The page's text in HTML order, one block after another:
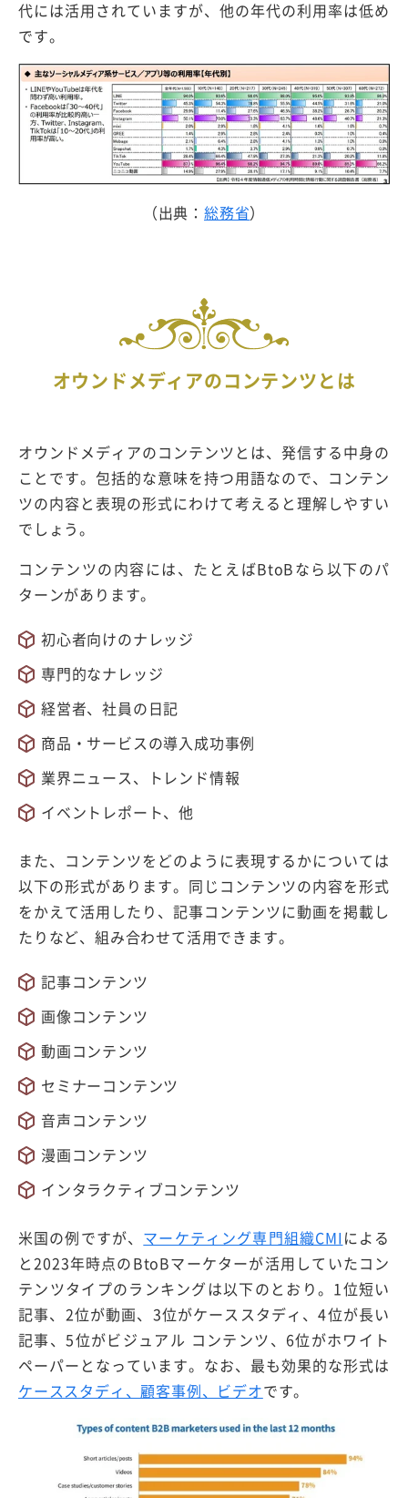
代には活用されていますが、他の年代の利用率は低め
です。
（出典： 総務省）
オウンドメディアのコンテンツとは
オウンドメディアのコンテンツとは、発信する中身の
ことです。包括的な意味を持つ用語なので、コンテン
ツの内容と表現の形式にわけて考えると理解しやすい
でしょう。
コンテンツの内容には、たとえばBtoBなら以下のパ
ターンがあります。
初心者向けのナレッジ
専門的なナレッジ
経営者、社員の日記
商品・サービスの導入成功事例
業界ニュース、トレンド情報
イベントレポート、他
また、コンテンツをどのように表現するかについては
以下の形式があります。同じコンテンツの内容を形式
をかえて活用したり、記事コンテンツに動画を掲載し
たりなど、組み合わせて活用できます。
記事コンテンツ
画像コンテンツ
動画コンテンツ
セミナーコンテンツ
音声コンテンツ
漫画コンテンツ
インタラクティブコンテンツ
米国の例ですが、 マーケティング専門組織CMI による
と2023年時点のBtoBマーケターが活用していたコン
テンツタイプのランキングは以下のとおり。1位短い
記事、2位が動画、3位がケーススタディ、4位が長い
記事、5位がビジュアル コンテンツ、6位がホワイト
ペーパーとなっています。なお、最も効果的な形式は
ケーススタディ、顧客事例、ビデオです。